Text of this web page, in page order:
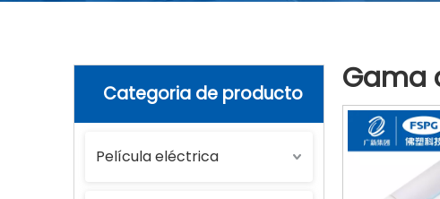
Categoria de producto
Película eléctrica
Gama